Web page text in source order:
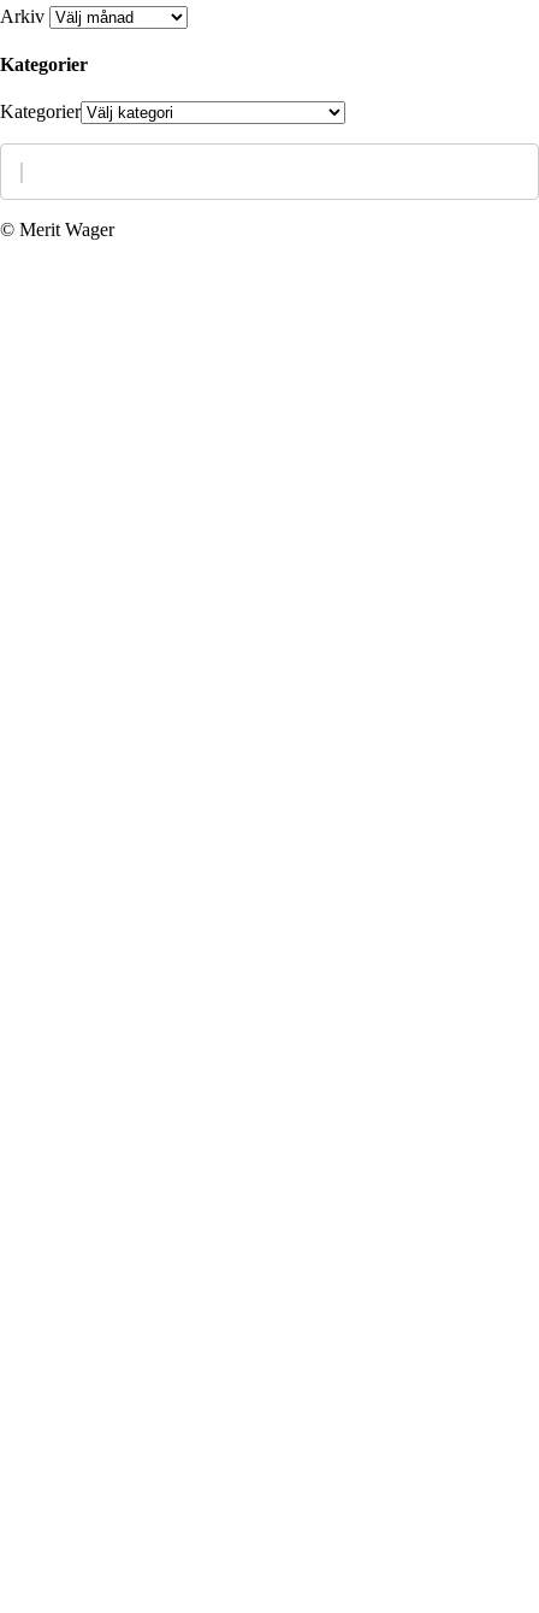
Arkiv
Kategorier
Kategorier
© Merit Wager